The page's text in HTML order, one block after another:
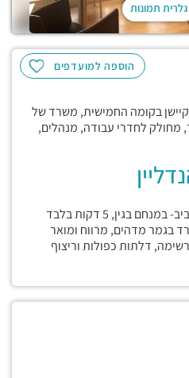
גלרית תמונות
הוספה למועדפים
בקומה החמישית, משרד של
מחולק לחדרי עבודה, מנהלים,
על הציר במבוקש ביותר בתל אביב- במנחם בגין, 5 דקות בלבד
בגמר מדהים, מרווח ומואר
דלתות כפולות וריצוף